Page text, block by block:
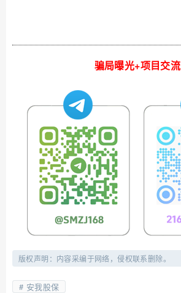
骗局曝光+项目交流
版权声明：内容采编于网络，侵权联系删除。
安我股保